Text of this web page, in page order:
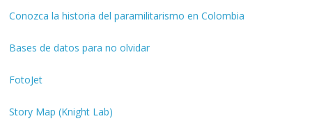
Conozca la historia del paramilitarismo en Colombia
Bases de datos para no olvidar
FotoJet
Story Map (Knight Lab)